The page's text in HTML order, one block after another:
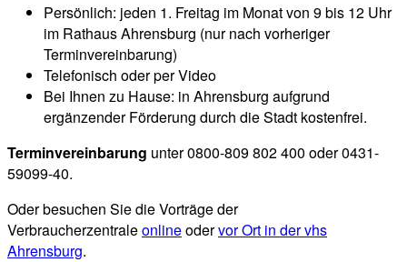
Persönlich: jeden 1. Freitag im Monat von 9 bis 12 Uhr
im Rathaus Ahrensburg (nur nach vorheriger
Terminvereinbarung)
Telefonisch oder per Video
Bei Ihnen zu Hause: in Ahrensburg aufgrund
ergänzender Förderung durch die Stadt kostenfrei.
Terminvereinbarung unter 0800-809 802 400 oder 0431-
59099-40.
Oder besuchen Sie die Vorträge der
Verbraucherzentraleonlineodervor Ort in der vhs
Ahrensburg.